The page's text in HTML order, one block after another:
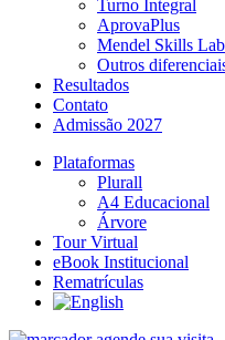
Turno Integral
AprovaPlus
Mendel Skills Lab
Outros
Resultados
Contato
Admissão 2027
Plataformas
Plurall
A4 Educacional
Árvore
Tour Virtual
eBook Institucional
Rematrículas